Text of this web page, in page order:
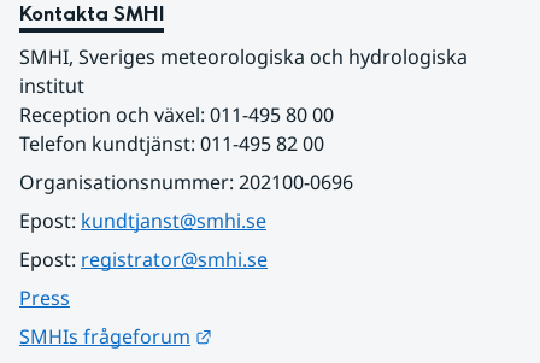
Kontakta SMHI
SMHI, Sveriges meteorologiska och hydrologiska
institut
Reception och växel: 011-495 80 00
Telefon kundtjänst: 011-495 82 00
Organisationsnummer: 202100-0696
Epost: kundtjanst@smhi.se
Epost: registrator@smhi.se
Press
SMHIs frågeforum